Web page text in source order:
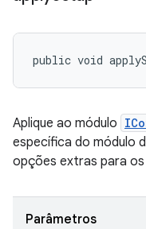
public void
Aplique ao módulo
específica do módulo
opções extras para
Parâmetros